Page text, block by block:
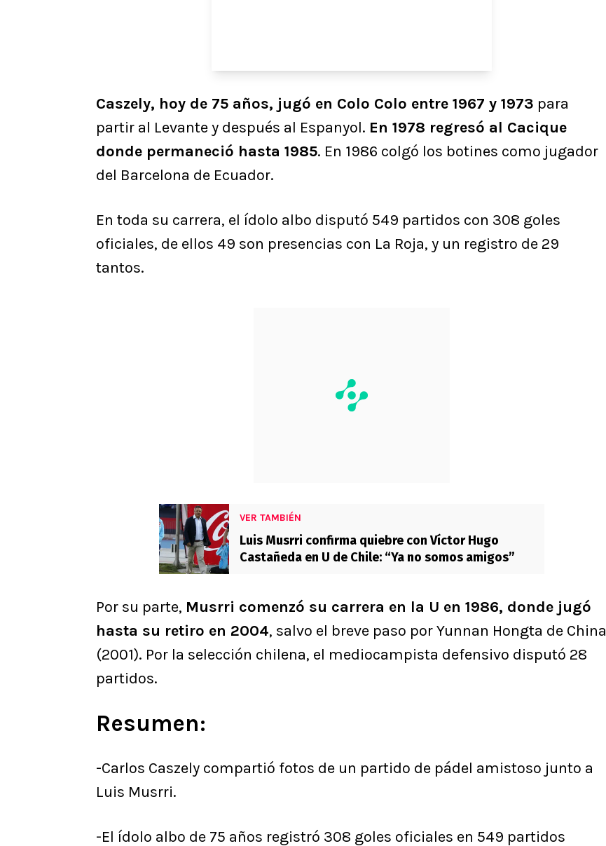
Caszely, hoy de 75 años, jugó en Colo Colo entre 1967 y 1973 para
partir al Levante y después al Espanyol. En 1978 regresó al Cacique
donde permaneció hasta 1985. En 1986 colgó los botines como jugador
del Barcelona de Ecuador.
En toda su carrera, el ídolo albo disputó 549 partidos con 308 goles
oficiales, de ellos 49 son presencias con La Roja, y un registro de 29
tantos.
VER TAMBIÉN
Luis Musrri confirma quiebre con Víctor Hugo
Castañeda en U de Chile: “Ya no somos amigos”
Por su parte, Musrri comenzó su carrera en la U en 1986, donde jugó
hasta su retiro en 2004, salvo el breve paso por Yunnan Hongta de China
(2001). Por la selección chilena, el mediocampista defensivo disputó 28
partidos.
Resumen:
-Carlos Caszely compartió fotos de un partido de pádel amistoso junto a
Luis Musrri.
-El ídolo albo de 75 años registró 308 goles oficiales en 549 partidos